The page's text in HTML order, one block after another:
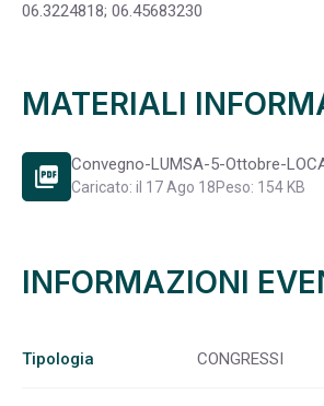
06.3224818; 06.45683230
MATERIALI
picture_as_pdf Convegno-LUMSA-5-Ottobre-
Caricato: il 17 Ago 18Peso: 154 KB
INFORMAZIONI
Tipologia CONGRESSI